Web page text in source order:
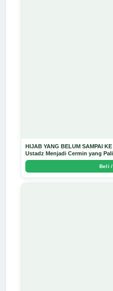
HIJAB YANG BELUM SAMPAI
Ustadz Menjadi Cermin yang
Beli